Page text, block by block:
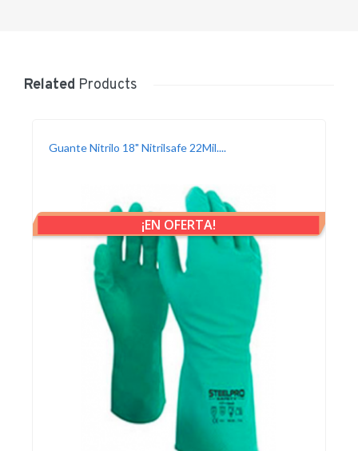
Related Products
Guante Nitrilo 18" Nitrilsafe 22Mil....
¡EN OFERTA!